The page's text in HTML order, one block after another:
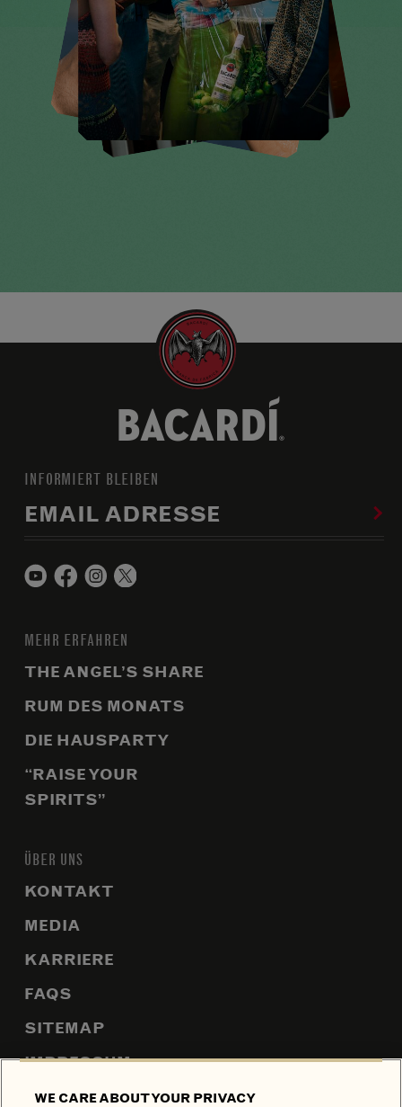
INFORMIERT BLEIBEN
EMAIL ADRESSE
MEHR ERFAHREN
THE ANGEL’S SHARE
RUM DES MONATS
DIE HAUSPARTY
“RAISE YOUR
SPIRITS”
ÜBER UNS
KONTAKT
MEDIA
KARRIERE
FAQS
SITEMAP
IMPRESSUM
WE CARE ABOUT YOUR PRIVACY